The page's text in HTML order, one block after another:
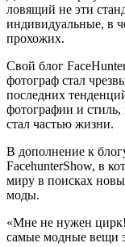
ловящий не эти
индивидуальные, в
прохожих.
Свой блог
фотограф стал
последних
фотографии и
стал частью жизни.
В дополнение к
FacehunterShow, в
миру в поисках
моды.
«Мне не нужен
самые модные вещи